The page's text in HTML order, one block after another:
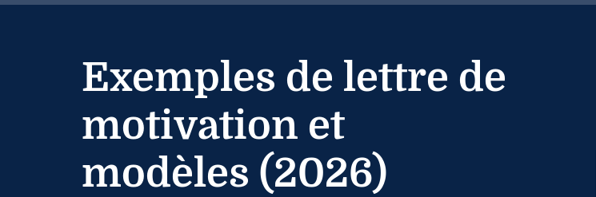
Exemples de lettre de
motivation et
modèles (2026)